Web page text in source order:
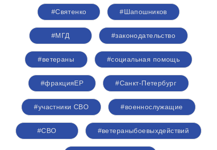
#Святенко #Шапошников
#МГД #законодательство
#ветераны #социальная помощь
#фракцияЕР #Санкт-Петербург
#участники СВО #военнослужащие
#СВО #ветераныбоевыхдействий